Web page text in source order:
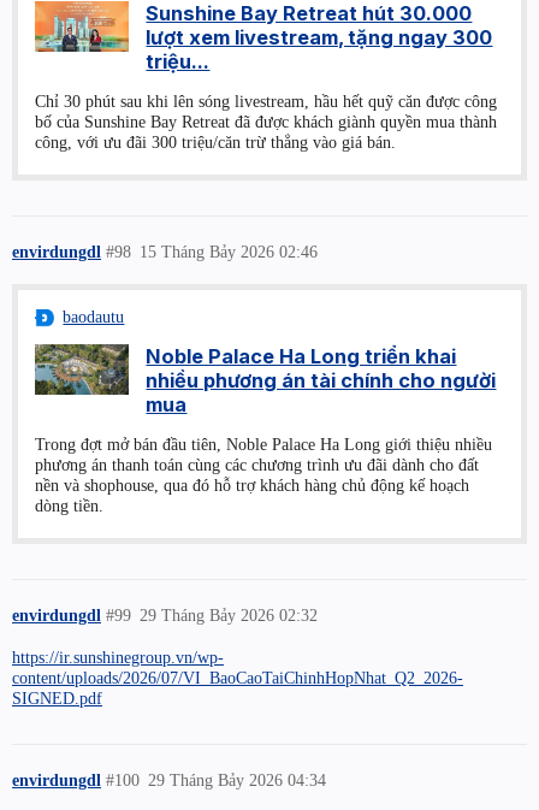
Sunshine Bay Retreat hút 30.000
lượt xem livestream, tặng ngay 300
triệu...
Chỉ 30 phút sau khi lên sóng livestream, hầu hết quỹ căn được công
bố của Sunshine Bay Retreat đã được khách giành quyền mua thành
công, với ưu đãi 300 triệu/căn trừ thẳng vào giá bán.
envirdungdl 15 Tháng Bảy 2026 02:46
#98
baodautu
Noble Palace Ha Long triển khai
nhiều phương án tài chính cho người
mua
Trong đợt mở bán đầu tiên, Noble Palace Ha Long giới thiệu nhiều
phương án thanh toán cùng các chương trình ưu đãi dành cho đất
nền và shophouse, qua đó hỗ trợ khách hàng chủ động kế hoạch
dòng tiền.
envirdungdl 29 Tháng Bảy 2026 02:32
#99
https://ir.sunshinegroup.vn/wp-
content/uploads/2026/07/VI_BaoCaoTaiChinhHopNhat_Q2_2026-
SIGNED.pdf
envirdungdl 29 Tháng Bảy 2026 04:34
#100